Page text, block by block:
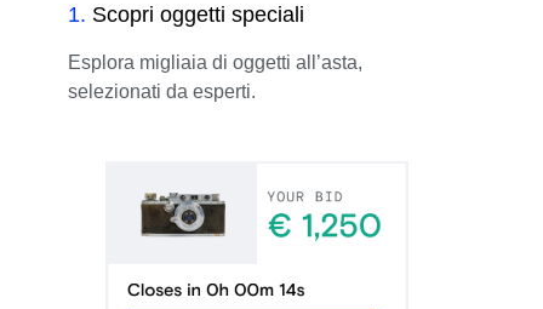
1. Scopri oggetti speciali
Esplora migliaia di oggetti all’asta,
selezionati da esperti.